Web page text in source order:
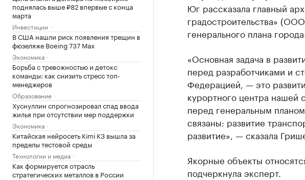
поднялась выше ₽82 впервые с конца
марта
Инвестиции
В США нашли риск появления трещин в
фюзеляже Boeing 737 Max
Экономика
Борьба с тревожностью и детокс
команды: как снизить стресс топ-
менеджеров
Образование
Хуснуллин спрогнозировал спад ввода
жилья при отсутствии мер поддержки
Экономика
Китайская нейросеть Kimi K3 вышла за
пределы тестовой среды
Технологии и медиа
Как формируется отрасль
стратегических металлов в России
Юг рассказала главный
градостроительства»
генерального плана
«Основная задача в
перед разработчиками и
Федерацией, — это
курортного центра нашей
перед генеральным
связаны: развитие
развитие», — сказала
Якорные объекты
подчеркнула эксперт.